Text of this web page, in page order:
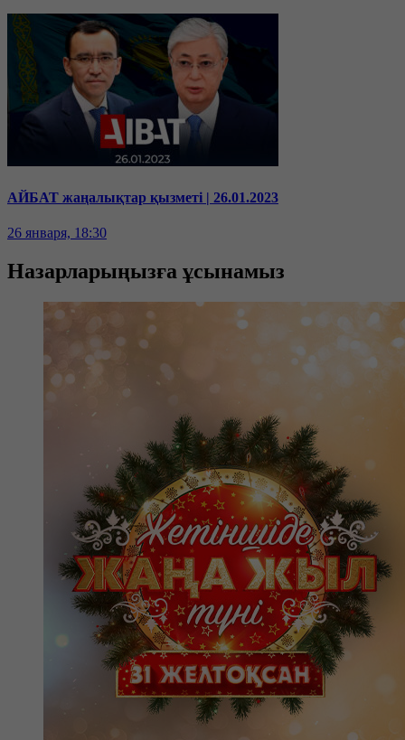
АЙБАТ жаңалықтар қызметі | 26.01.2023
26 января, 18:30
Назарларыңызға ұсынамыз